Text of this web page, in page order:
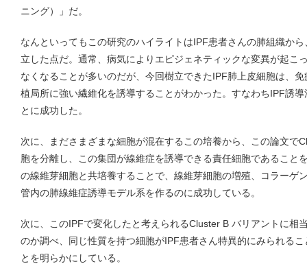
ニング）」だ。
なんといってもこの研究のハイライトはIPF患者さんの肺組織か
立した点だ。通常、病気によりエピジェネティックな変異が起こ
なくなることが多いのだが、今回樹立できたIPF肺上皮細胞は、
植局所に強い繊維化を誘導することがわかった。すなわちIPF誘
とに成功した。
次に、まださまざまな細胞が混在するこの培養から、この論文で
胞を分離し、この集団が線維症を誘導できる責任細胞であること
の線維芽細胞と共培養することで、線維芽細胞の増殖、コラーゲ
管内の肺線維症誘導モデル系を作るのに成功している。
次に、このIPFで変化したと考えられるCluster B バリアントに相
のか調べ、同じ性質を持つ細胞がIPF患者さん特異的にみられる
とを明らかにしている。